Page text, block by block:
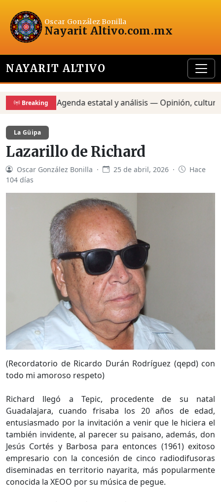
Oscar González Bonilla
Nayarit Altivo.com.mx
NAYARIT ALTIVO
BreakingAgenda estatal y análisis — Opinión, cultura y
La Güipa
Lazarillo de Richard
Oscar González Bonilla · 25 de abril, 2026 ·
Hace
104 días
(Recordatorio de Ricardo Durán Rodríguez (qepd) con
todo mi amoroso respeto)
Richard llegó a Tepic, procedente de su natal
Guadalajara, cuando frisaba los 20 años de edad,
entusiasmado por la invitación a venir que le hiciera el
también invidente, al parecer su paisano, además, don
Jesús Cortés y Barbosa para entonces (1961) exitoso
empresario con la concesión de cinco radiodifusoras
diseminadas en territorio nayarita, más popularmente
conocida la XEOO por su música de pegue.